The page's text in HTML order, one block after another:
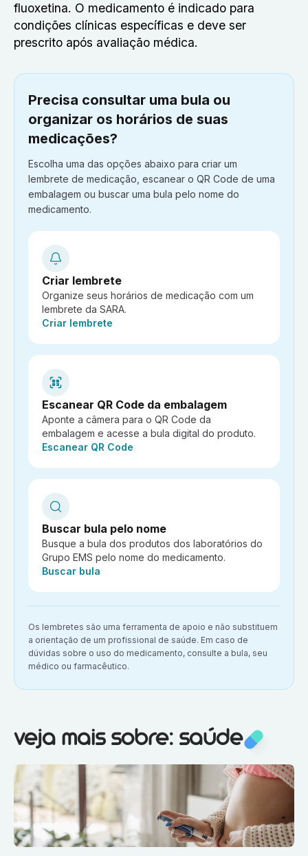
fluoxetina. O medicamento é indicado para
condições clínicas específicas e deve ser
prescrito após avaliação médica.
Precisa consultar uma bula ou
organizar os horários de suas
medicações?
Escolha uma das opções abaixo para criar um
lembrete de medicação, escanear o QR Code de uma
embalagem ou buscar uma bula pelo nome do
medicamento.
Criar lembrete
Organize seus horários de medicação com um
lembrete da SARA.
Ação:
Criar lembrete
Escanear QR Code da embalagem
Aponte a câmera para o QR Code da
embalagem e acesse a bula digital do produto.
Ação:
Escanear QR Code
Buscar bula pelo nome
Busque a bula dos produtos dos laboratórios do
Grupo EMS pelo nome do medicamento.
Ação:
Buscar bula
Aviso importante:
Os lembretes são uma ferramenta de apoio e não substituem
a orientação de um profissional de saúde. Em caso de
dúvidas sobre o uso do medicamento, consulte a bula, seu
médico ou farmacêutico.
Veja mais sobre:Saúde
veja mais sobre: saúde